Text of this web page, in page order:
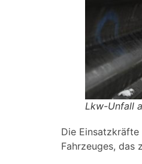
Lkw-Unfall
Die Einsatzkräfte
Fahrzeuges, das